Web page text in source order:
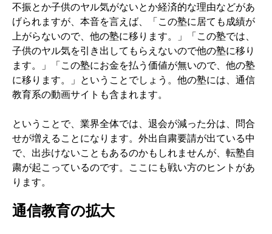
不振とか子供のヤル気がないとか経済的な理由などがあ
げられますが、本音を言えば、「この塾に居ても成績が
上がらないので、他の塾に移ります。」「この塾では、
子供のヤル気を引き出してもらえないので他の塾に移り
ます。」「この塾にお金を払う価値が無いので、他の塾
に移ります。」ということでしょう。他の塾には、通信
教育系の動画サイトも含まれます。
ということで、業界全体では、退会が減った分は、問合
せが増えることになります。外出自粛要請が出ている中
で、出歩けないこともあるのかもしれませんが、転塾自
粛が起こっているのです。ここにも戦い方のヒントがあ
ります。
通信教育の拡大